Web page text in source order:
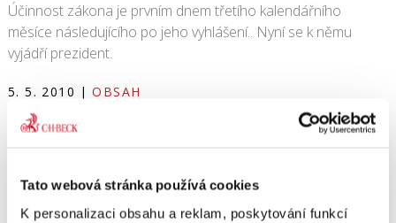
Tato webová stránka používá cookies
K personalizaci obsahu a reklam, poskytování funkcí
Účinnost zákona je prvním dnem třetího kalendářního
měsíce následujícího po jeho vyhlášení.. Nyní se k němu
vyjádří prezident.
5. 5. 2010 | OBSAH
Share This Story, Choose Your Platform!